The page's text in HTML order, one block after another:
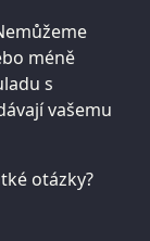
méně
s
vašemu
otázky?